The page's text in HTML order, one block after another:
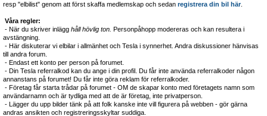
resp "elbilist" genom att först skaffa medlemskap och sedan registrera din bil här.
Våra regler:
- När du skriver inlägg håll hövlig ton. Personpåhopp modereras och kan resultera i
avstängning.
- Här diskuterar vi elbilar i allmänhet och Tesla i synnerhet. Andra diskussioner hänvisas
till andra forum.
- Endast ett konto per person på forumet.
- Din Tesla referralkod kan du ange i din profil. Du får inte använda referralkoder någon
annanstans på forumet! Du får inte göra reklam för referralkoder.
- Företag får starta trådar på forumet - OM de skapar konto med företagets namn som
användarnamn och är tydliga med att de är företag, inte privatperson.
- Lägger du upp bilder tänk på att folk kanske inte vill figurera på webben - gör gärna
andras ansikten och registreringsskyltar suddiga.